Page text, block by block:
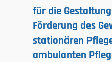
für die
Förderung des
stationären
ambulanten